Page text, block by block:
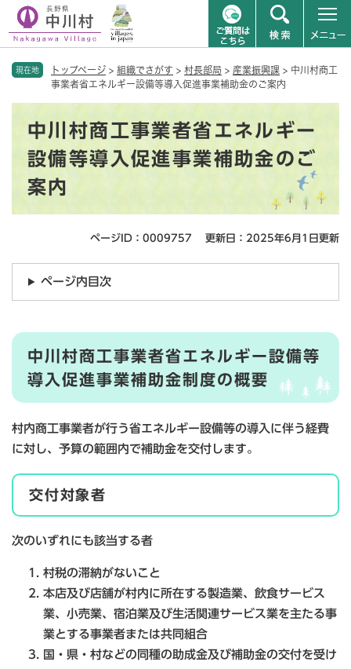
現在地 トップページ > 組織でさがす > 村長部局 > 産業振興課 > 中川村商工
事業者省エネルギー設備等導入促進事業補助金のご案内
中川村商工事業者省エネルギー
設備等導入促進事業補助金のご
案内
ページID：0009757 更新日：2025年6月1日更新
ページ内目次
中川村商工事業者省エネルギー設備等
導入促進事業補助金制度の概要
村内商工事業者が行う省エネルギー設備等の導入に伴う経費
に対し、予算の範囲内で補助金を交付します。
交付対象者
次のいずれにも該当する者
村税の滞納がないこと
本店及び店舗が村内に所在する製造業、飲食サービス
業、小売業、宿泊業及び生活関連サービス業を主たる事
業とする事業者または共同組合
国・県・村などの同種の助成金及び補助金の交付を受け